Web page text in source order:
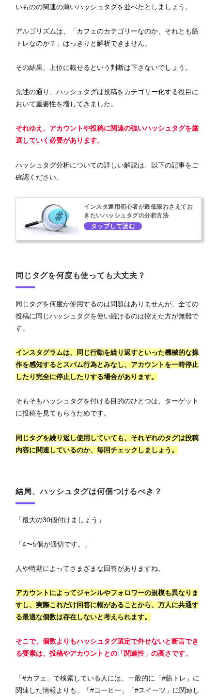
いものの関連の薄いハッシュタグを並べたとしましょう。
アルゴリズムは、「カフェのカテゴリーなのか、それとも筋
トレなのか？」はっきりと解析できません。
その結果、上位に載せるという判断は下さないでしょう。
先述の通り、ハッシュタグは投稿をカテゴリー化する役目に
おいて重要性を増してきました。
それゆえ、アカウントや投稿に関連の強いハッシュタグを厳
選していく必要があります。
ハッシュタグ分析についての詳しい解説は、以下の記事をご
確認ください。
インスタ運用初心者が最低限おさえてお
きたいハッシュタグの分析方法
同じタグを何度も使っても大丈夫？
同じタグを何度か使用するのは問題はありませんが、全ての
投稿に同じハッシュタグを使い続けるのは控えた方が無難で
す。
インスタグラムは、同じ行動を繰り返すといった機械的な操
作を感知するとスパム行為とみなし、アカウントを一時停止
したり完全に停止したりする場合があります。
そもそもハッシュタグを付ける目的のひとつは、ターゲット
に投稿を見てもらうためです。
同じタグを繰り返し使用していても、それぞれのタグは投稿
内容に関連しているのか、毎回チェックしましょう。
結局、ハッシュタグは何個つけるべき？
「最大の30個付けましょう」
「4〜5個が適切です。」
人や時期によってさまざまな回答がありますね。
アカウントによってジャンルやフォロワーの規模も異なりま
すし、実際これだけ回答に幅があることから、万人に共通す
る最適な個数は存在しないと考えられます。
そこで、個数よりもハッシュタグ選定で外せないと断言でき
る要素は、投稿やアカウントとの「関連性」の高さです。
「#カフェ」で検索している人には、一般的に「#筋トレ」に
関連した情報よりも、「#コーヒー」「#スイーツ」に関連し